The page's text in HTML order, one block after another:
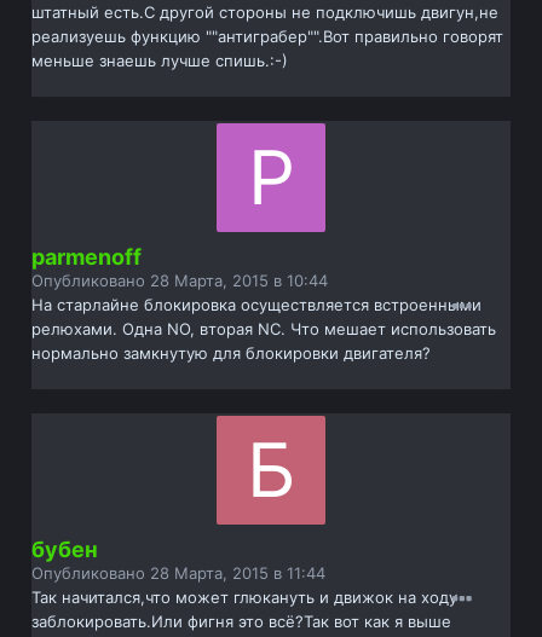
штатный есть.С другой стороны не подключишь двигун,не
реализуешь функцию ""антиграбер"".Вот правильно говорят
меньше знаешь лучше спишь.:-)
parmenoff
Опубликовано 28 Марта, 2015 в 10:44
На старлайне блокировка осуществляется встроенными
релюхами. Одна NO, вторая NC. Что мешает использовать
нормально замкнутую для блокировки двигателя?
бубен
Опубликовано 28 Марта, 2015 в 11:44
Так начитался,что может глюкануть и движок на ходу
заблокировать.Или фигня это всё?Так вот как я выше